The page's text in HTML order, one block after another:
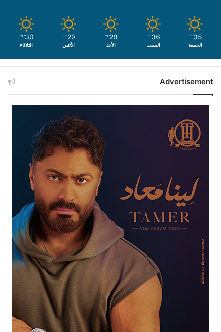
35
℃
الجمعة
36
℃
السبت
28
℃
الأحد
29
℃
الأثنين
30
℃
الثلاثاء
Advertisement